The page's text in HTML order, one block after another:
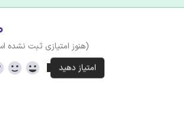
(هنوز امتیازی ثبت نشده